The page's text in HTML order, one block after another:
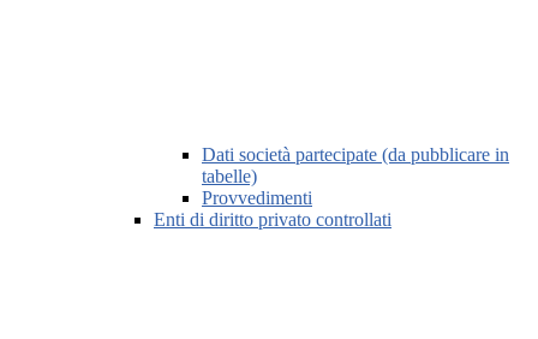
Dati società partecipate (da pubblicare in
tabelle)
Provvedimenti
Enti di diritto privato controllati